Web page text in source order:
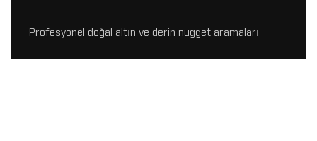
Profesyonel doğal altın ve derin nugget aramaları